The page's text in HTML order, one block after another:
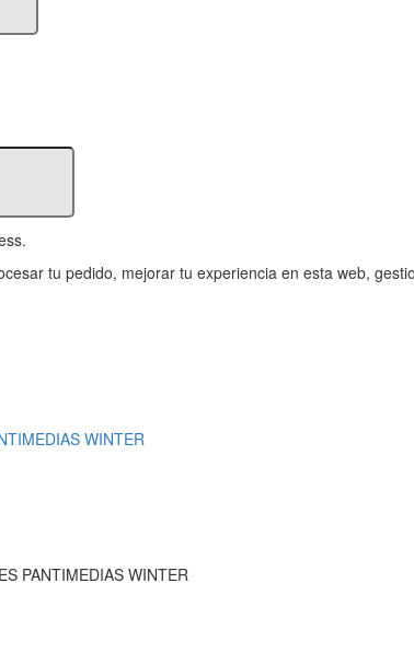
tu pedido, mejorar tu experiencia en esta web,